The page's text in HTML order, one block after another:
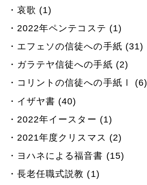
哀歌 (1)
2022年ペンテコステ (1)
エフェソの信徒への手紙 (31)
ガラテヤ信徒への手紙 (2)
コリントの信徒への手紙Ⅰ (6)
イザヤ書 (40)
2022年イースター (1)
2021年度クリスマス (2)
ヨハネによる福音書 (15)
長老任職式説教 (1)